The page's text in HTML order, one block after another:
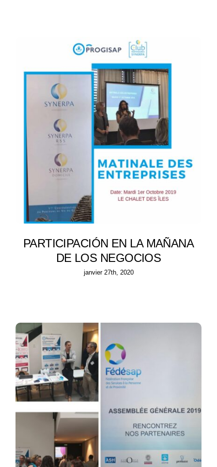
PARTICIPACIÓN EN LA MAÑANA
DE LOS NEGOCIOS
janvier 27th, 2020